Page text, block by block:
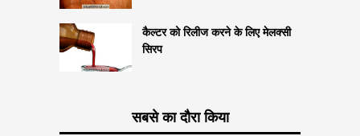
कैल्टर को रिलीज करने के लिए मेलक्सी
सिरप
सबसे का दौरा किया